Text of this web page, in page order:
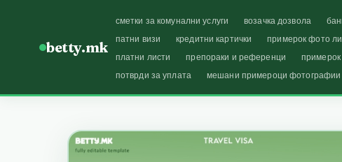
betty.mk
сметки за комунални услуги возачка дозвола
патни визи
кредитни картички примерок фото
платни листи
препораки и референци примерок
потврди за уплата
мешани примероци фотографии